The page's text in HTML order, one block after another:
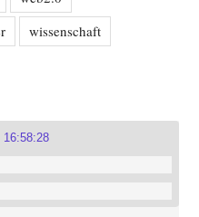
wissenschaft
16:58:28